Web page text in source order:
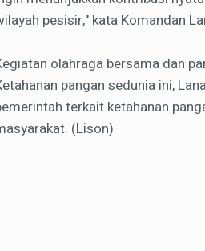
pesisir," kata Komandan
olahraga bersama dan
pangan sedunia ini,
terkait ketahanan
(Lison)